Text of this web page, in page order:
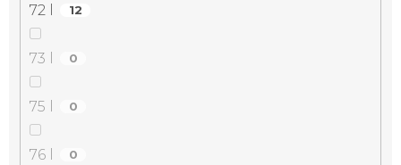
72 l 12
73 l 0
75 l 0
76 l 0